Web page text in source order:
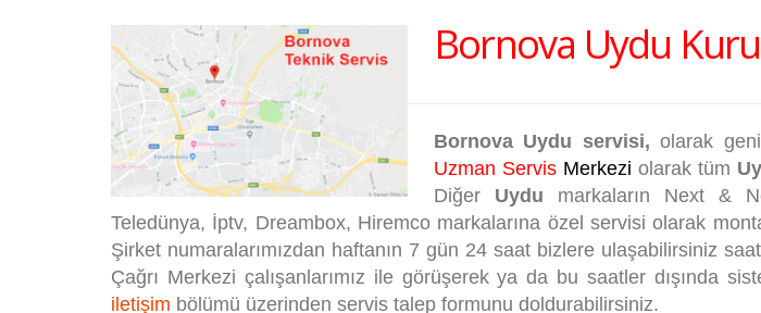
Bornova Uydu
Bornova Uydu servisi,olarak
Uzman ServisMerkezi olarak tüm
Diğer Uydu markaların Next &
Teledünya, İptv, Dreambox, Hiremco markalarına özel servisi olarak
Şirket numaralarımızdan haftanın 7 gün 24 saat bizlere ulaşabilirsiniz
Çağrı Merkezi çalışanlarımız ile görüşerek ya da bu saatler dışında
iletişim bölümü üzerinden servis talep formunu doldurabilirsiniz.